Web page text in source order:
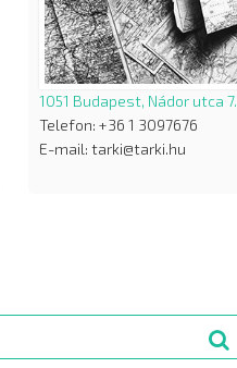
1051 Budapest, Nádor utca 7.
Telefon: +36 1 3097676
E-mail: tarki@tarki.hu